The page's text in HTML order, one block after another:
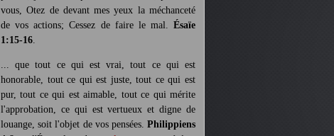
vous, Otez de devant mes yeux la méchanceté
de vos actions; Cessez de faire le mal. Ésaïe
1:15-16.
... que tout ce qui est vrai, tout ce qui est
honorable, tout ce qui est juste, tout ce qui est
pur, tout ce qui est aimable, tout ce qui mérite
l'approbation, ce qui est vertueux et digne de
louange, soit l'objet de vos pensées. Philippiens